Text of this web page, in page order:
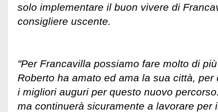
solo implementare il buon vivere di
consigliere uscente.
"Per Francavilla possiamo fare molto di
Roberto ha amato ed ama la sua città,
i migliori auguri per questo nuovo
ma continuerà sicuramente a lavorare per